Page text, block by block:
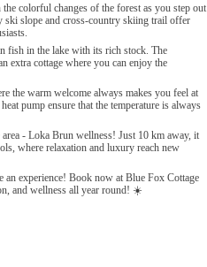
colorful changes of the forest as you step out
ski slope and cross-country skiing trail offer
fish in the lake with its rich stock. The
extra cottage where you can enjoy the
the warm welcome always makes you feel at
pump ensure that the temperature is always
- Loka Brun wellness! Just 10 km away, it
where relaxation and luxury reach new
an experience! Book now at Blue Fox Cottage
and wellness all year round! ☀️